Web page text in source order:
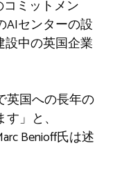
ミットメン
AIセンターの設
中の英国企業
英国への長年の
」と、
Benioff氏は述